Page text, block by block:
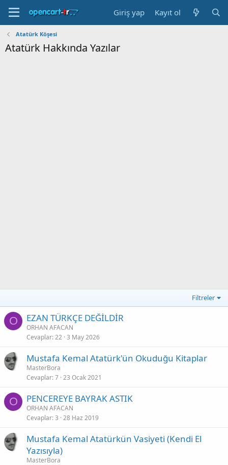
Giriş yap Kayıt ol
Atatürk Köşesi
Atatürk Hakkında Yazılar
Filtreler
O EZAN TÜRKÇE DEĞİLDİR
ORHAN AFACAN
Cevaplar 22 3 May 2026
Mustafa Kemal Atatürk'ün Okuduğu Kitaplar
MasterBora
Cevaplar 7 23 Ocak 2021
O PENCEREYE BAYRAK ASTIK
ORHAN AFACAN
Cevaplar 3 28 Haz 2019
Mustafa Kemal Atatürkün Vasiyeti (Kendi El
Yazısıyla)
MasterBora